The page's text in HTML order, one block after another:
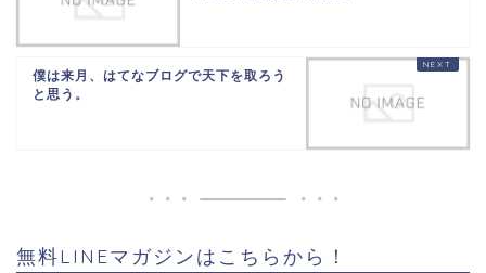
僕は来月、はてなブログで天下を取ろう
と思う。
無料LINEマガジンはこちらから！